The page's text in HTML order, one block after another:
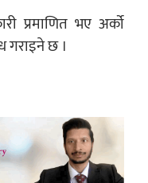
प्रमाणित भए अर्को
गराइने छ ।